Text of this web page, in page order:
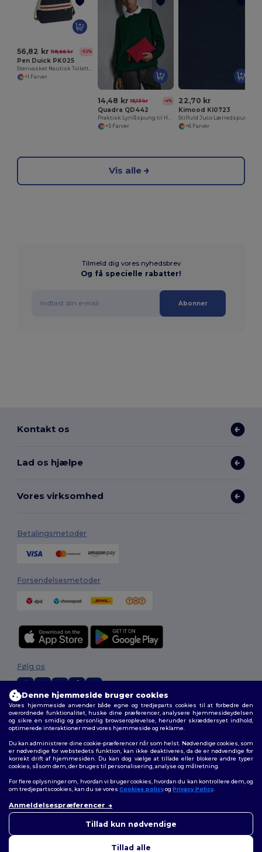
56,82 kr 118,66 kr -52%
Pen Duick PK025
+1 Farver
14,48 kr 15,13 kr -4%
Quadra QD442
+5 Farver
22,70 kr
Kimood KI0723
+6 Farver
Vis alle
Tilmeld dig vores nyhedsbrev
Og få specielle rabatter!
Abonner
Kontakt os
Lad os hjælpe
Vores virksomhed
Betalingsmetoder
Forsendelsesmetoder
2026. Alle rettigheder forbeholdes
Vilkår og Betingelser|Tilpasset politik|Fortrolighedspolitik|Politik for
cookies|Sitemap
Følg os
Denne hjemmeside bruger cookies
Vores hjemmeside anvender både egne og tredjeparts cookies til at forbedre den
overordnede funktionalitet, huske dine præferencer, analysere hjemmesideydelsen
og sikre en smidig og personlig browseroplevelse, herunder skræddersyet indhold,
optimerede interaktioner med vores hjemmeside og reklame.
Du kan administrere dine cookie-præferencer når som helst. Nødvendige cookies, som
er nødvendige for webstedets funktion, kan ikke deaktiveres, da de er nødvendige for
korrekt drift af hjemmesiden. Du kan dog vælge at tillade eller blokere andre typer
cookies, såsom dem, der bruges til personalisering, analyse og målretning.
For flere oplysninger om, hvordan vi bruger cookies, hvordan du kan kontrollere dem, og
om tredjepartscookies, kan du se vores Cookies policyog Privacy Policy.
Anmeldelsespræferencer
Tillad kun nødvendige
Tillad alle